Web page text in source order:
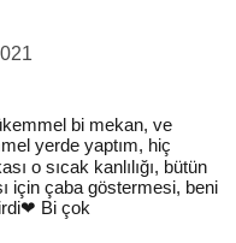
bi mekan, ve
yerde yaptım, hiç
o sıcak kanlılığı, bütün
için çaba göstermesi, beni
Bi çok